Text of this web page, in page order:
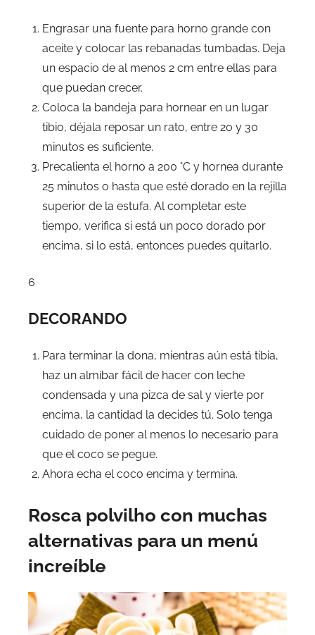
Engrasar una fuente para horno grande con
aceite y colocar las rebanadas tumbadas. Deja
un espacio de al menos 2 cm entre ellas para
que puedan crecer.
Coloca la bandeja para hornear en un lugar
tibio, déjala reposar un rato, entre 20 y 30
minutos es suficiente.
Precalienta el horno a 200 °C y hornea durante
25 minutos o hasta que esté dorado en la rejilla
superior de la estufa. Al completar este
tiempo, verifica si está un poco dorado por
encima, si lo está, entonces puedes quitarlo.
6
DECORANDO
Para terminar la dona, mientras aún está tibia,
haz un almíbar fácil de hacer con leche
condensada y una pizca de sal y vierte por
encima, la cantidad la decides tú. Solo tenga
cuidado de poner al menos lo necesario para
que el coco se pegue.
Ahora echa el coco encima y termina.
Rosca polvilho con muchas
alternativas para un menú
increíble